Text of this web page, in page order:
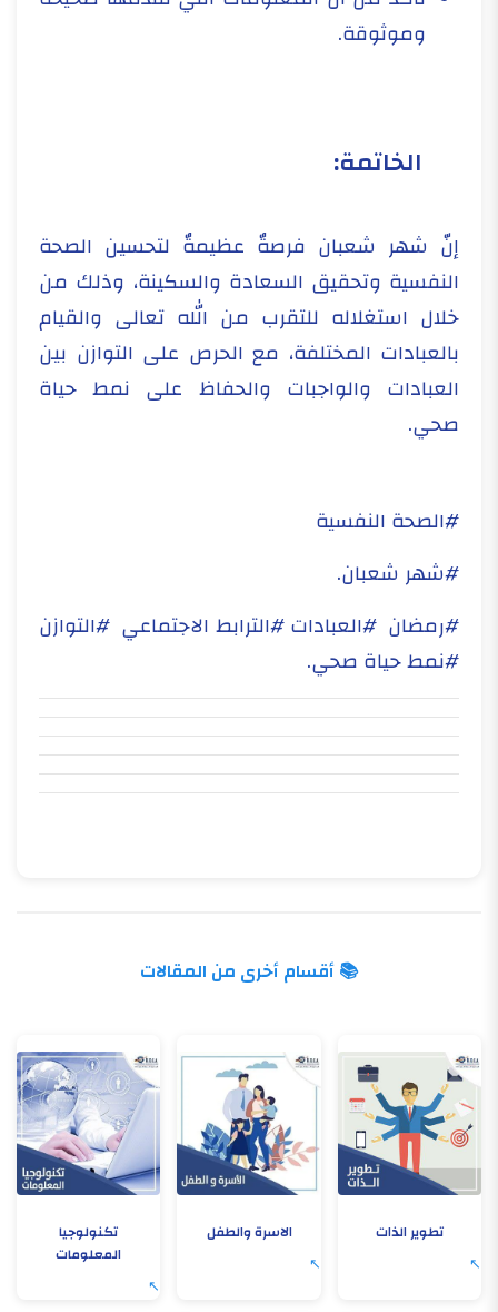
وموثوقة.
الخاتمة:
إنّ شهر شعبان فرصةٌ عظيمةٌ لتحسين الصحة
النفسية وتحقيق السعادة والسكينة، وذلك من
خلال استغلاله للتقرب من الله تعالى والقيام
بالعبادات المختلفة، مع الحرص على التوازن بين
العبادات والواجبات والحفاظ على نمط حياة
صحي.
#الصحة النفسية
#شهر شعبان.
#رمضان #العبادات #الترابط الاجتماعي #التوازن
#نمط حياة صحي.
📚 أقسام أخرى من المقالات
تطوير الذات الاسرة والطفل
تكنولوجيا
المعلومات